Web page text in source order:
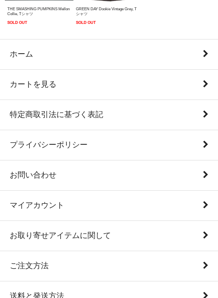
THE SMASHING PUMPKINS Mellon
Collie, Tシャツ
SOLD OUT
GREEN DAY Dookie Vintage Grey, T
シャツ
SOLD OUT
ホーム
カートを見る
特定商取引法に基づく表記
プライバシーポリシー
お問い合わせ
マイアカウント
お取り寄せアイテムに関して
ご注文方法
送料と発送方法